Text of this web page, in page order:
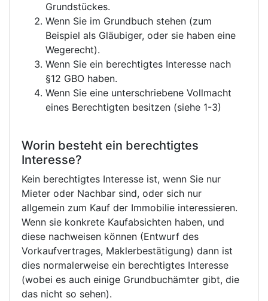
Grundstückes.
Wenn Sie im Grundbuch stehen (zum
Beispiel als Gläubiger, oder sie haben eine
Wegerecht).
Wenn Sie ein berechtigtes Interesse nach
§12 GBO haben.
Wenn Sie eine unterschriebene Vollmacht
eines Berechtigten besitzen (siehe 1-3)
Worin besteht ein berechtigtes
Interesse?
Kein berechtigtes Interesse ist, wenn Sie nur
Mieter oder Nachbar sind, oder sich nur
allgemein zum Kauf der Immobilie interessieren.
Wenn sie konkrete Kaufabsichten haben, und
diese nachweisen können (Entwurf des
Vorkaufvertrages, Maklerbestätigung) dann ist
dies normalerweise ein berechtigtes Interesse
(wobei es auch einige Grundbuchämter gibt, die
das nicht so sehen).